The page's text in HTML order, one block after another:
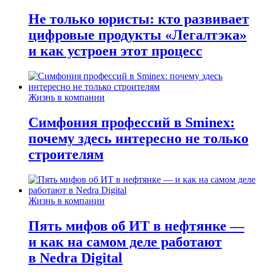
Не только юристы: кто развивает
цифровые продукты «Легалтэка»
и как устроен этот процесс
Жизнь в компании
Симфония профессий в Sminex:
почему здесь интересно не только
строителям
Жизнь в компании
Пять мифов об ИТ в нефтянке —
и как на самом деле работают
в Nedra Digital